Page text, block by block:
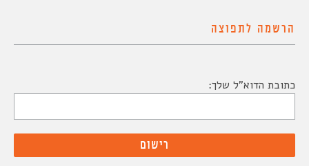
הרשמה לתפוצה
כתובת הדוא"ל שלך: